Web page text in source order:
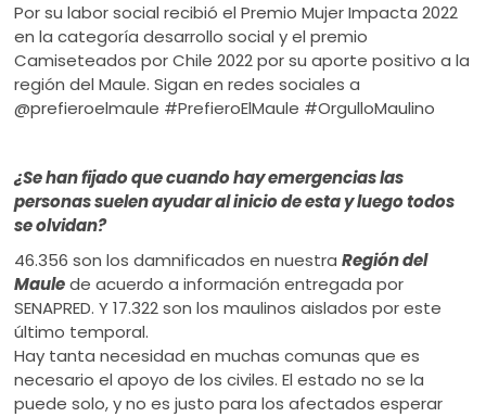
Por su labor social recibió el Premio Mujer Impacta 2022
en la categoría desarrollo social y el premio
Camiseteados por Chile 2022 por su aporte positivo a la
región del Maule. Sigan en redes sociales a
@prefieroelmaule #PrefieroElMaule #OrgulloMaulino
¿Se han fijado que cuando hay emergencias las
personas suelen ayudar al inicio de esta y luego todos
se olvidan?
46.356 son los damnificados en nuestraRegión del
Maulede acuerdo a información entregada por
SENAPRED. Y 17.322 son los maulinos aislados por este
último temporal.
Hay tanta necesidad en muchas comunas que es
necesario el apoyo de los civiles. El estado no se la
puede solo, y no es justo para los afectados esperar